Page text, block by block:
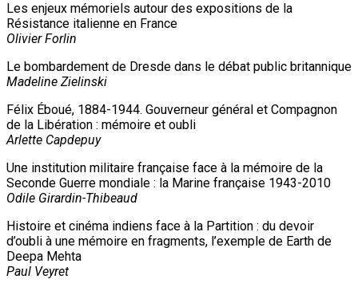
Les enjeux mémoriels autour des expositions de la
Résistance italienne en France
Olivier Forlin
Le bombardement de Dresde dans le débat public britannique
Madeline Zielinski
Félix Éboué, 1884-1944. Gouverneur général et Compagnon
de la Libération : mémoire et oubli
Arlette Capdepuy
Une institution militaire française face à la mémoire de la
Seconde Guerre mondiale : la Marine française 1943-2010
Odile Girardin-Thibeaud
Histoire et cinéma indiens face à la Partition : du devoir
d’oubli à une mémoire en fragments, l’exemple de Earth de
Deepa Mehta
Paul Veyret